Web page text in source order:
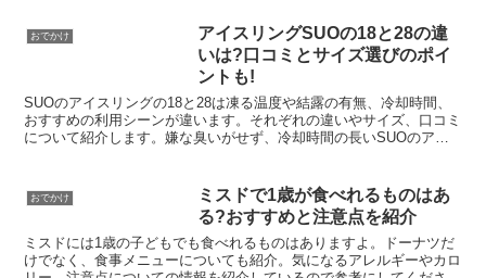
おでかけ
アイスリングSUOの18と28の違
いは?口コミとサイズ選びのポイ
ントも!
SUOのアイスリングの18と28は凍る温度や結露の有無、冷却時間、
おすすめの利用シーンが違います。それぞれの違いやサイズ、口コミ
について紹介します。嫌な臭いがせず、冷却時間の長いSUOのアイ
おでかけ
ミスドで1歳が食べれるものはあ
る?おすすめと注意点を紹介
ミスドには1歳の子どもでも食べれるものはありますよ。ドーナツだ
けでなく、食事メニューについても紹介。気になるアレルギーやカロ